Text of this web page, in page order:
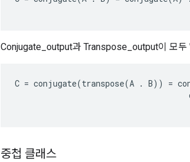
Conjugate_output과 Transpose_output이 모두
C = conjugate(transpose(A . B)) =
중첩 클래스